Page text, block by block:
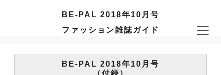
BE-PAL 2018年10月号
ファッション雑誌ガイド
BE-PAL 2018年10月号
（付録）